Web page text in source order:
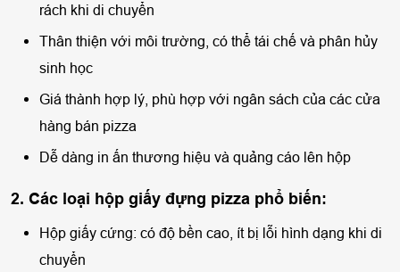
rách khi di chuyển
Thân thiện với môi trường, có thể tái chế và phân hủy
sinh học
Giá thành hợp lý, phù hợp với ngân sách của các cửa
hàng bán pizza
Dễ dàng in ấn thương hiệu và quảng cáo lên hộp
2. Các loại hộp giấy đựng pizza phổ biến:
Hộp giấy cứng: có độ bền cao, ít bị lỗi hình dạng khi di
chuyển